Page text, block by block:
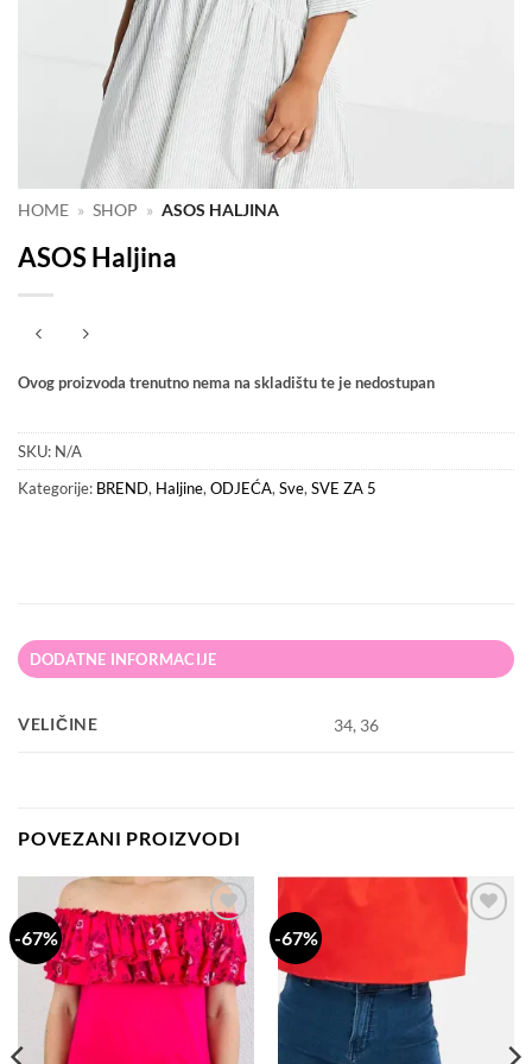
HOME » SHOP » ASOS HALJINA
ASOS Haljina
Ovog proizvoda trenutno nema na skladištu te je nedostupan
SKU: N/A
Kategorije: BREND, Haljine, ODJEĆA, Sve, SVE ZA 5
DODATNE INFORMACIJE
VELIČINE 34, 36
POVEZANI PROIZVODI
-67%
Dodaj
na
listu
želja
-67%